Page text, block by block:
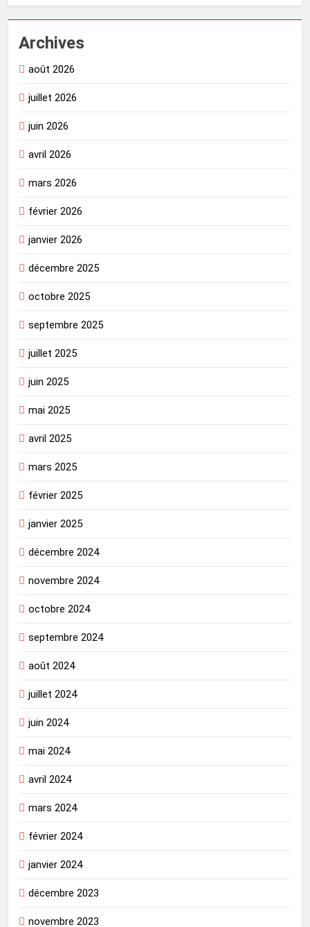
Archives
août 2026
juillet 2026
juin 2026
avril 2026
mars 2026
février 2026
janvier 2026
décembre 2025
octobre 2025
septembre 2025
juillet 2025
juin 2025
mai 2025
avril 2025
mars 2025
février 2025
janvier 2025
décembre 2024
novembre 2024
octobre 2024
septembre 2024
août 2024
juillet 2024
juin 2024
mai 2024
avril 2024
mars 2024
février 2024
janvier 2024
décembre 2023
novembre 2023